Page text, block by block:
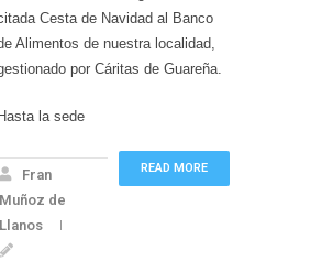
Cesta de Navidad al Banco
Alimentos de nuestra localidad,
por Cáritas de Guareña.
Hasta la sede
READ MORE
Fran
Muñoz de
Llanos